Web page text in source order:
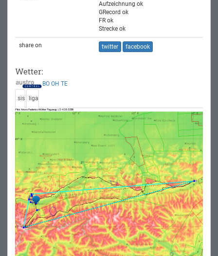
Aufzeichnung ok
GRecord ok
FR ok
Strecke ok
share on twitter facebook
Wetter:
BO OH TE
sis liga